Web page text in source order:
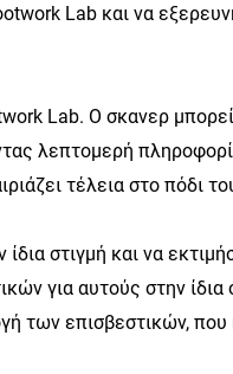
Lab και να
Lab. Ο σκανερ
λεπτομερή
τέλεια στο πόδι
στιγμή και να
για αυτούς στην ίδια
των επισβεστικών, που